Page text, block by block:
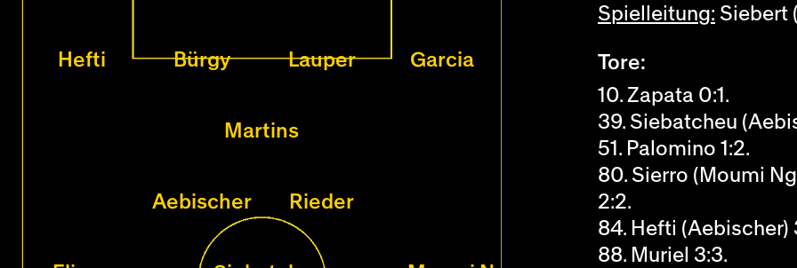
Hefti Bürgy Lauper Garcia
Martins
Aebischer Rieder
Spielleitung: Siebert
Tore:
10. Zapata 0:1.
39. Siebatcheu
51. Palomino 1:2.
80. Sierro (Moumi
2:2.
84. Hefti (Aebischer)
88. Muriel 3:3.